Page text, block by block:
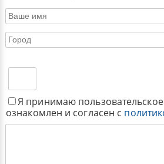
Я принимаю
ознакомлен и согласен с